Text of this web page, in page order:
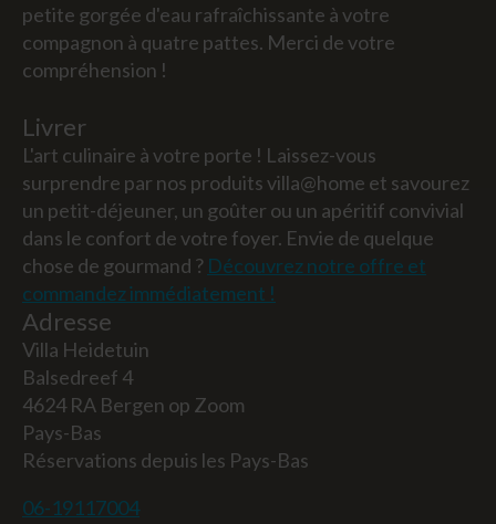
petite gorgée d'eau rafraîchissante à votre
compagnon à quatre pattes. Merci de votre
compréhension !
Livrer
L'art culinaire à votre porte ! Laissez-vous
surprendre par nos produits villa@home et savourez
un petit-déjeuner, un goûter ou un apéritif convivial
dans le confort de votre foyer. Envie de quelque
chose de gourmand ? Découvrez notre offre et
commandez immédiatement !
Adresse
Villa Heidetuin
Balsedreef 4
4624 RA Bergen op Zoom
Pays-Bas
Réservations depuis les Pays-Bas
06-19117004